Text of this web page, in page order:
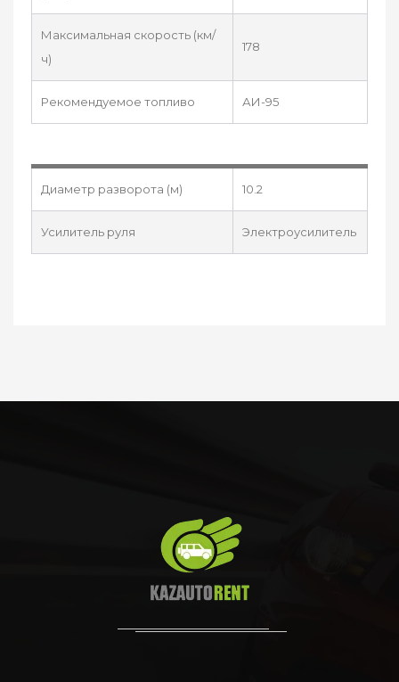
Максимальная скорость (км/
ч)
178
Рекомендуемое топливо АИ-95
Диаметр разворота (м) 10.2
Усилитель руля Электроусилитель